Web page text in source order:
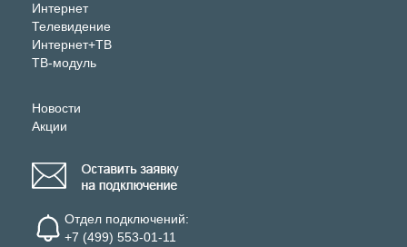
Интернет
Телевидение
Интернет+ТВ
ТВ-модуль
Новости
Акции
Отдел подключений:
+7 (499) 553-01-11